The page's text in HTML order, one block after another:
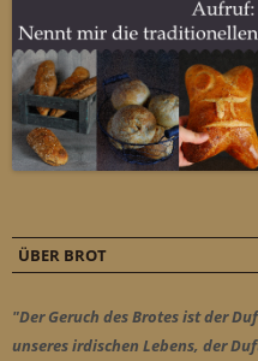
ÜBER BROT
"Der Geruch des Brotes ist der
unseres irdischen Lebens, der